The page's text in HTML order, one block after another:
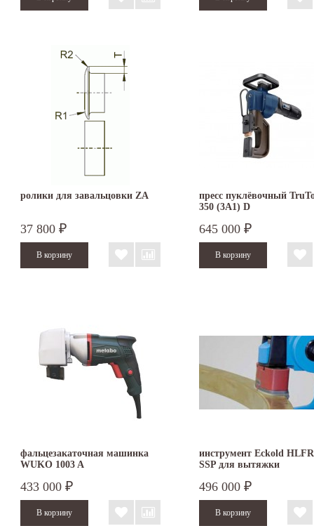
ролики для завальцовки ZA
37 800 ₽
пресс пуклёвочный
350 (3A1) D
645 000 ₽
фальцезакаточная машинка
WUKO 1003 A
433 000 ₽
инструмент Eckold
SSP для вытяжки
496 000 ₽